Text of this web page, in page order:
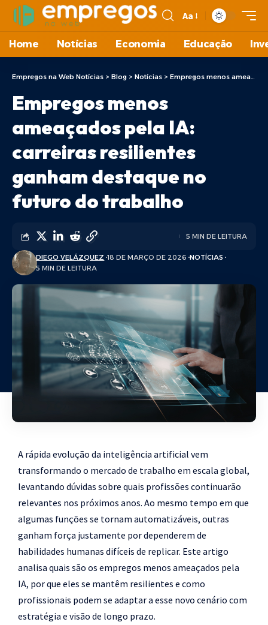
Aa
Home Notícias Economia Educação
Empregos na Web Notícias > Blog > Notícias > Empregos menos ameaçados pela IA: carreiras resilientes ganham destaque no futuro do trabalho
Empregos menos
ameaçados pela IA:
carreiras resilientes
ganham destaque no
futuro do trabalho
DIEGO VELÁZQUEZ 18 DE MARÇO DE 2026 NOTÍCIAS
5 MIN DE LEITURA
5 MIN DE LEITURA
A rápida evolução da inteligência artificial vem
transformando o mercado de trabalho em escala global,
levantando dúvidas sobre quais profissões continuarão
relevantes nos próximos anos. Ao mesmo tempo em que
algumas funções se tornam automatizáveis, outras
ganham força justamente por dependerem de
habilidades humanas difíceis de replicar. Este artigo
analisa quais são os empregos menos ameaçados pela
IA, por que eles se mantêm resilientes e como
profissionais podem se adaptar a esse novo cenário com
estratégia e visão de longo prazo.